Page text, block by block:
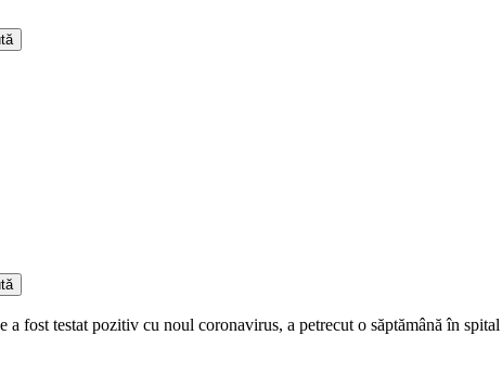
a fost testat pozitiv cu noul coronavirus, a petrecut o săptămână în spital